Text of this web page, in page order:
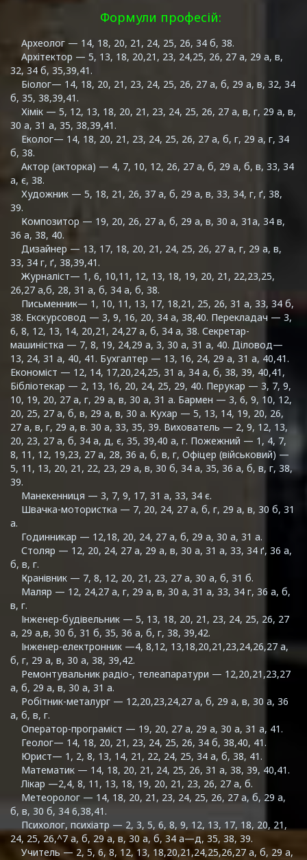
Формули професій:
Археолог — 14, 18, 20, 21, 24, 25, 26, 34 б, 38.
Архітектор — 5, 13, 18, 20,21, 23, 24,25, 26, 27 а, 29 а, в,
32, 34 б, 35,39,41.
Біолог— 14, 18, 20, 21, 23, 24, 25, 26, 27 а, б, 29 а, в, 32, 34
б, 35, 38,39,41.
Хімік — 5, 12, 13, 18, 20, 21, 23, 24, 25, 26, 27 а, в, г, 29 а, в,
30 а, 31 а, 35, 38,39,41.
Еколог— 14, 18, 20, 21, 23, 24, 25, 26, 27 а, б, г, 29 а, г, 34
б, 38.
Актор (акторка) — 4, 7, 10, 12, 26, 27 а, б, 29 а, б, в, 33, 34
а, є, 38.
Художник — 5, 18, 21, 26, 37 а, б, 29 а, в, 33, 34, г, ґ, 38,
39.
Композитор — 19, 20, 26, 27 а, б, 29 а, в, 30 а, 31а, 34 в,
36 а, 38, 40.
Дизайнер — 13, 17, 18, 20, 21, 24, 25, 26, 27 а, г, 29 а, в,
33, 34 г, ґ, 38,39,41.
Журналіст— 1, 6, 10,11, 12, 13, 18, 19, 20, 21, 22,23,25,
26,27 а,б, 28, 31 а, б, 34 а, б, 38.
Письменник— 1, 10, 11, 13, 17, 18,21, 25, 26, 31 а, 33, 34 б,
38. Екскурсовод — 3, 9, 16, 20, 34 а, 38,40. Перекладач — 3,
6, 8, 12, 13, 14, 20,21, 24,27 а, б, 34 а, 38. Секретар-
машиністка — 7, 8, 19, 24,29 а, 3, 30 а, 31 а, 40. Діловод—
13, 24, 31 а, 40, 41. Бухгалтер — 13, 16, 24, 29 а, 31 а, 40,41.
Економіст — 12, 14, 17,20,24,25, 31 а, 34 а, б, 38, 39, 40,41,
Бібліотекар — 2, 13, 16, 20, 24, 25, 29, 40. Перукар — 3, 7, 9,
10, 19, 20, 27 а, г, 29 а, в, 30 а, 31 а. Бармен — 3, 6, 9, 10, 12,
20, 25, 27 а, б, в, 29 а, в, 30 а. Кухар — 5, 13, 14, 19, 20, 26,
27 а, в, г, 29 а, в. 30 а, 33, 35, 39. Вихователь — 2, 9, 12, 13,
20, 23, 27 а, б, 34 а, д, є, 35, 39,40 а, г. Пожежний — 1, 4, 7,
8, 11, 12, 19,23, 27 а, 28, 36 а, б, в, г, Офіцер (військовий) —
5, 11, 13, 20, 21, 22, 23, 29 а, в, 30 б, 34 а, 35, 36 а, б, в, г, 38,
39.
Манекенниця — 3, 7, 9, 17, 31 а, 33, 34 є.
Швачка-мотористка — 7, 20, 24, 27 а, б, г, 29 а, в, 30 б, 31
а.
Годинникар — 12,18, 20, 24, 27 а, б, 29 а, 30 а, 31 а.
Столяр — 12, 20, 24, 27 а, 29 а, в, 30 а, 31 а, 33, 34 ґ, 36 а,
б, в, г.
Кранівник — 7, 8, 12, 20, 21, 23, 27 а, 30 а, б, 31 б.
Маляр — 12, 24,27 а, г, 29 а, в, 30 а, 31 а, 33, 34 г, 36 а, б,
в, г.
Інженер-будівельник — 5, 13, 18, 20, 21, 23, 24, 25, 26, 27
а, 29 а,в, 30 б, 31 б, 35, 36 а, б, г, 38, 39,42.
Інженер-електронник —4, 8,12, 13,18,20,21,23,24,26,27 а,
б, г, 29 а, в, 30 а, 38, 39,42.
Ремонтувальник радіо-, телеапаратури — 12,20,21,23,27
а, б, 29 а, в, 30 а, 31 а.
Робітник-металург — 12,20,23,24,27 а, б, 29 а, в, 30 а, 36
а, б, в, г.
Оператор-програміст — 19, 20, 27 а, 29 а, 30 а, 31 а, 41.
Геолог— 14, 18, 20, 21, 23, 24, 25, 26, 34 б, 38,40, 41.
Юрист— 1, 2, 8, 13, 14, 21, 22, 24, 25, 34 а, б, 38, 41.
Математик — 14, 18, 20, 21, 24, 25, 26, 31 а, 38, 39, 40,41.
Лікар —2,4, 8, 11, 13, 18, 19, 20, 21, 23, 26, 27 а, б.
Метеоролог — 14, 18, 20, 21, 23, 24, 25, 26, 27 а, б, 29 а,
б, в, 30 б, 34 6,38,41.
Психолог, психіатр — 2, 3, 5, 6, 8, 9, 12, 13, 17, 18, 20, 21,
24, 25, 26,^7 а, б, 29 а, в, 30 а, б, 34 а—д, 35, 38, 39.
Учитель — 2, 5, 6, 8, 12, 13, 18,20,21,24,25,26,27 а, б, 29 а,